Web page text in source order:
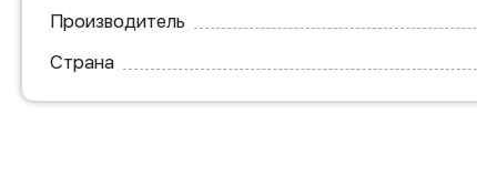
Производитель
Страна